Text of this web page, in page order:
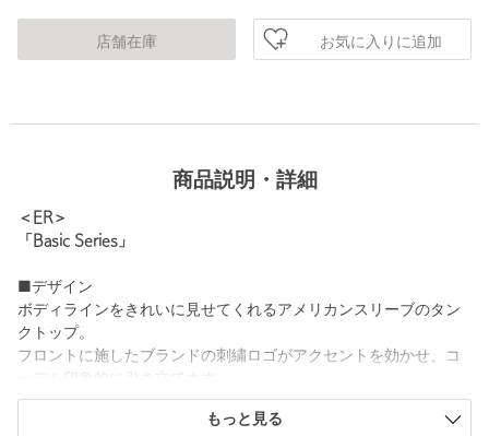
店舗在庫 お気に入りに追加
商品説明・詳細
＜ER＞
「Basic Series」
■デザイン
ボディラインをきれいに見せてくれるアメリカンスリーブのタン
クトップ。
フロントに施したブランドの刺繍ロゴがアクセントを効かせ、コ
カラーは、万能に合わせやすいブラックと、一枚着だけでなく差
し色としても存在感を放つピンクとブルーをご用意しました。
もっと見る